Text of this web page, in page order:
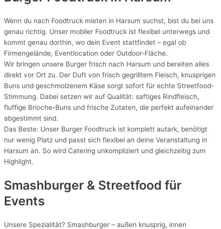
Wenn du nach Foodtruck mieten in Harsum suchst, bist du bei uns
genau richtig. Unser mobiler Foodtruck ist flexibel unterwegs und
kommt genau dorthin, wo dein Event stattfindet – egal ob
Firmengelände, Eventlocation oder Outdoor-Fläche.
Wir bringen unsere Burger frisch nach Harsum und bereiten alles
direkt vor Ort zu. Der Duft von frisch gegrilltem Fleisch, knusprigen
Buns und geschmolzenem Käse sorgt sofort für echte Streetfood-
Stimmung. Dabei setzen wir auf Qualität: saftiges Rindfleisch,
fluffige Brioche-Buns und frische Zutaten, die perfekt aufeinander
abgestimmt sind.
Das Beste: Unser Burger Foodtruck ist komplett autark, benötigt
nur wenig Platz und passt sich flexibel an deine Veranstaltung in
Harsum an. So wird Catering unkompliziert und gleichzeitig zum
Highlight.
Smashburger & Streetfood für
Events
Unsere Spezialität? Smashburger – außen knusprig, innen